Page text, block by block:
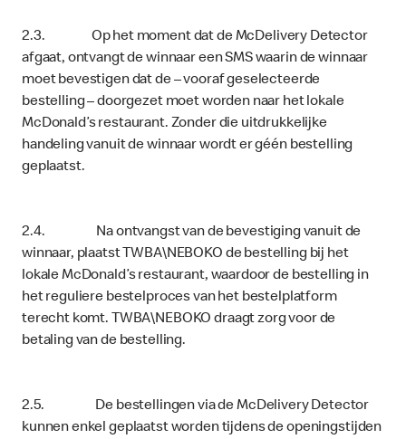
2.3. Op het moment dat de McDelivery Detector
afgaat, ontvangt de winnaar een SMS waarin de winnaar
moet bevestigen dat de – vooraf geselecteerde
bestelling – doorgezet moet worden naar het lokale
McDonald’s restaurant. Zonder die uitdrukkelijke
handeling vanuit de winnaar wordt er géén bestelling
geplaatst.
2.4. Na ontvangst van de bevestiging vanuit de
winnaar, plaatst TWBA\NEBOKO de bestelling bij het
lokale McDonald’s restaurant, waardoor de bestelling in
het reguliere bestelproces van het bestelplatform
terecht komt. TWBA\NEBOKO draagt zorg voor de
betaling van de bestelling.
2.5. De bestellingen via de McDelivery Detector
kunnen enkel geplaatst worden tijdens de openingstijden